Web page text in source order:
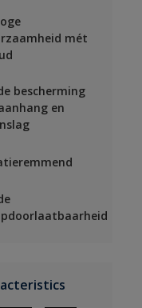
mét
bescherming
en